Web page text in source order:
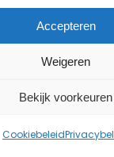
Accepteren
Weigeren
Bekijk voorkeuren
Cookiebeleid